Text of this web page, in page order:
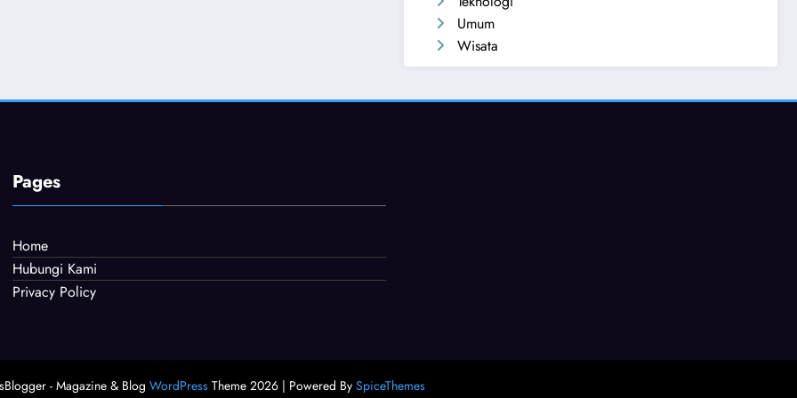
Umum
Wisata
Pages
Home
Hubungi Kami
Privacy Policy
- Magazine & Blog WordPressTheme 2026 | Powered By SpiceThemes